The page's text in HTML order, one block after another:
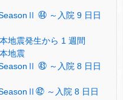
㊹ ～入院 9 日日
地震発生から 1 週間
地震
㊸ ～入院 8 日日
㊷ ～入院 8 日日